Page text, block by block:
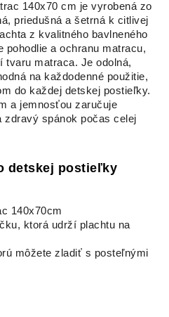
140x70 cm je vyrobená zo
priedušná a šetrná k citlivej
z kvalitného bavlneného
pohodlie a ochranu matracu,
tvaru matraca. Je odolná,
na každodenné použitie,
do každej detskej postieľky.
a jemnosťou zaručuje
zdravý spánok počas celej
detskej postieľky
140x70cm
ktorá udrží plachtu na
môžete zladiť s posteľnými